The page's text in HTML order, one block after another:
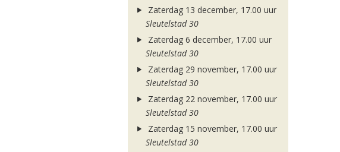
Zaterdag 13 december, 17.00 uur
Sleutelstad 30
Zaterdag 6 december, 17.00 uur
Sleutelstad 30
Zaterdag 29 november, 17.00 uur
Sleutelstad 30
Zaterdag 22 november, 17.00 uur
Sleutelstad 30
Zaterdag 15 november, 17.00 uur
Sleutelstad 30